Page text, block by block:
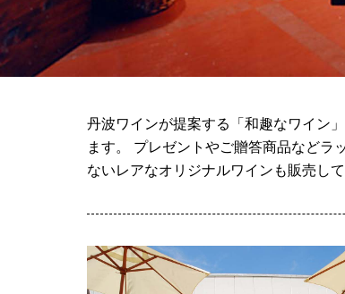
丹波ワインが提案する「和趣なワイン
ます。 プレゼントやご贈答商品などラ
ないレアなオリジナルワインも販売して